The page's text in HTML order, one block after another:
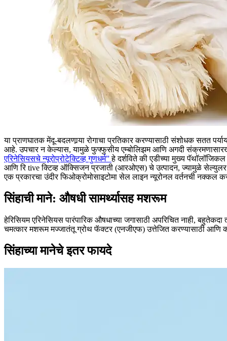
या प्राणघातक मेंदू-बदलणार्‍या रोगाचा प्रतिकार करण्यासाठी संशोधक सतत
आहे.उपचार न केल्यास, यामुळे फुफ्फुसीय एम्बोलिझम आणि अगदी
एरिनेसियसचे न्यूरोप्रोटेक्टिव्ह गुणधर्म”हे दर्शविते की एडीच्या मुख्य
आणि रि tive क्टिव्ह ऑक्सिजन प्रजाती (आरओएस) चे उत्पादन, ज्यामुळे सेल्युलर
एक प्रकारचा उंदीर फिओक्रोमोसाइटोमा सेल लाइन न्यूरोनल वर्तनची नक्कल
सिंहाची माने: औषधी सामर्थ्यासह मशरूम
हेरिसियम एरिनेसियस पारंपारिक औषधाच्या जगासाठी अपरिचित नाही,
चमत्कार मशरूम मज्जातंतू ग्रोथ फॅक्टर (एनजीएफ) उत्तेजित करण्यासाठी आणि
सिंहाच्या मानेचे इतर फायदे